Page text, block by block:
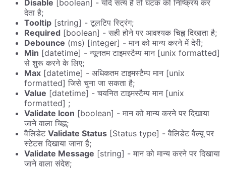
Disable [boolean] - यदि सत्य है तो घटक को निष्क्रिय कर
देता है;
Tooltip [string] - टूलटिप स्ट्रिंग;
Required [boolean] - सही होने पर आवश्यक चिह्न दिखाता है;
Debounce (ms) [integer] - मान को मान्य करने में देरी;
Min [datetime] - न्यूनतम टाइमस्टैम्प मान [unix formatted]
से शुरू करने के लिए;
Max [datetime] - अधिकतम टाइमस्टैम्प मान [unix
formatted] जिसे चुना जा सकता है;
Value [datetime] - चयनित टाइमस्टैम्प मान [unix
formatted] ;
Validate Icon [boolean] - मान को मान्य करने पर दिखाया
जाने वाला चिह्न;
वैलिडेट Validate Status [Status type] - वैलिडेट वैल्यू पर
स्टेटस दिखाया जाना है;
Validate Message [string] - मान को मान्य करने पर दिखाया
जाने वाला संदेश;